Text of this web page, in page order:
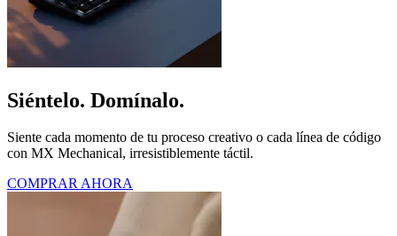
Siéntelo. Domínalo.
Siente cada momento de tu proceso creativo o cada línea de código
con MX Mechanical, irresistiblemente táctil.
COMPRAR AHORA